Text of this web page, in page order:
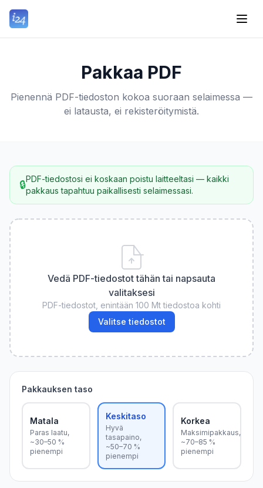
Pakkaa PDF
Pienennä PDF-tiedoston kokoa suoraan selaimessa —
ei latausta, ei rekisteröitymistä.
🔒PDF-tiedostosi ei koskaan poistu laitteeltasi — kaikki
pakkaus tapahtuu paikallisesti selaimessasi.
Vedä PDF-tiedostot tähän tai napsauta
valitaksesi
PDF-tiedostot, enintään 100 Mt tiedostoa kohti
Valitse tiedostot
Pakkauksen taso
Matala
Paras laatu,
~30–50 %
pienempi
Keskitaso
Hyvä
tasapaino,
~50–70 %
pienempi
Korkea
Maksimipakkaus,
~70–85 %
pienempi